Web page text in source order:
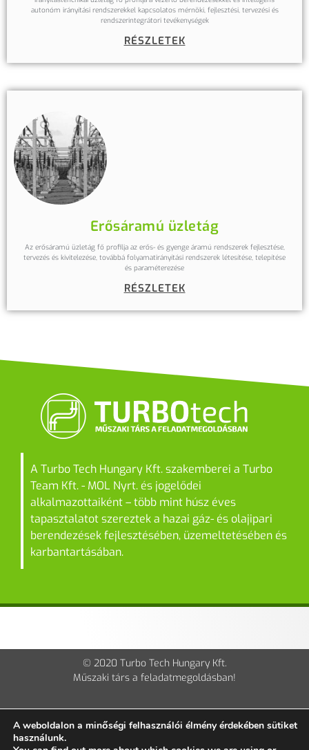
autonóm irányítási rendszerekkel kapcsolatos mérnöki, fejlesztési, tervezési és
rendszerintegrátori tevékenységek
RÉSZLETEK
Erősáramú üzletág
Az erősáramú üzletág fő profilja az erős- és gyenge áramú rendszerek fejlesztése,
tervezés és kivitelezése, továbbá folyamatirányítási rendszerek létesítése, telepítése
és paraméterezése
RÉSZLETEK
A Turbo Tech Hungary Kft. szakemberei a Turbo
Team Kft. - MOL Nyrt. és jogelődei
alkalmazottaiként – több mint húsz éves
tapasztalatot szereztek a hazai gáz- és olajipari
berendezések fejlesztésében, üzemeltetésében és
karbantartásában.
© 2020 Turbo Tech Hungary Kft.
Műszaki társ a feladatmegoldásban!
A weboldalon a minőségi felhasználói élmény érdekében sütiket
használunk.